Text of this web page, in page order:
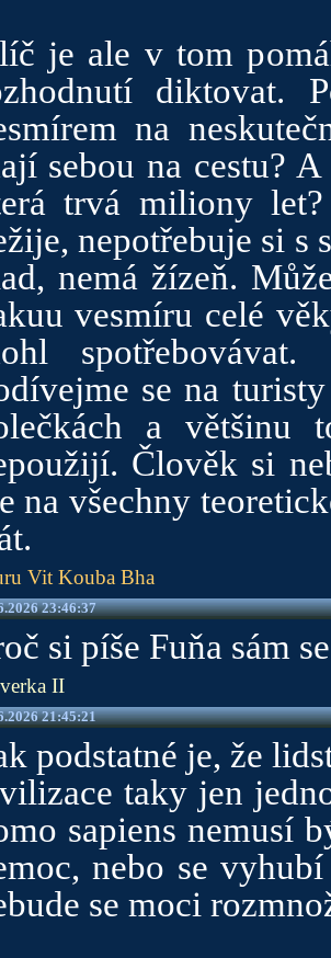
je ale v tom
diktovat.
na
sebou na cestu?
trvá miliony
nepotřebuje si s
nemá žízeň.
vesmíru celé
se na
a většinu
Člověk si
na všechny
Vit Kouba Bha
23:46:37
si píše Fuňa sám
II
21:45:21
podstatné je, že
taky jen
sapiens nemusí
nebo se
se moci